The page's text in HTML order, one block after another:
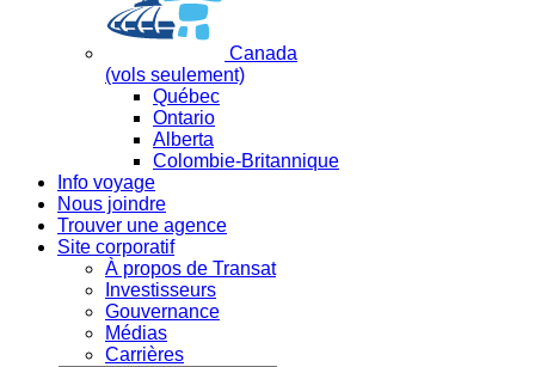
Canada
(vols seulement)
Québec
Ontario
Alberta
Colombie-Britannique
Info voyage
Nous joindre
Trouver une agence
Site corporatif
À propos de Transat
Investisseurs
Gouvernance
Médias
Carrières